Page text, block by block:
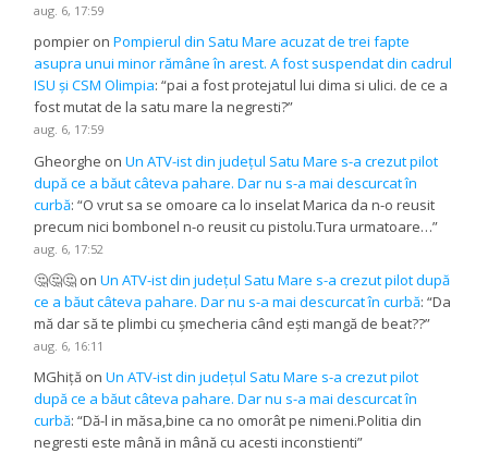
aug. 6, 17:59
pompier onPompierul din Satu Mare acuzat de trei fapte
asupra unui minor rămâne în arest. A fost suspendat din cadrul
ISU și CSM Olimpia: “pai a fost protejatul lui dima si ulici. de ce a
fost mutat de la satu mare la negresti?”
aug. 6, 17:59
Gheorghe onUn ATV-ist din județul Satu Mare s-a crezut pilot
după ce a băut câteva pahare. Dar nu s-a mai descurcat în
curbă: “O vrut sa se omoare ca lo inselat Marica da n-o reusit
precum nici bombonel n-o reusit cu pistolu.Tura urmatoare…”
aug. 6, 17:52
🤔🤔🤔 onUn ATV-ist din județul Satu Mare s-a crezut pilot după
ce a băut câteva pahare. Dar nu s-a mai descurcat în curbă: “Da
mă dar să te plimbi cu șmecheria când ești mangă de beat??”
aug. 6, 16:11
MGhiță onUn ATV-ist din județul Satu Mare s-a crezut pilot
după ce a băut câteva pahare. Dar nu s-a mai descurcat în
curbă: “Dă-l in măsa,bine ca no omorât pe nimeni.Politia din
negresti este mână in mână cu acesti inconstienti”